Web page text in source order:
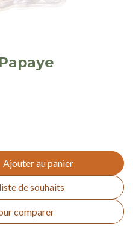
Ajouter au panier
comparer
de souhaits